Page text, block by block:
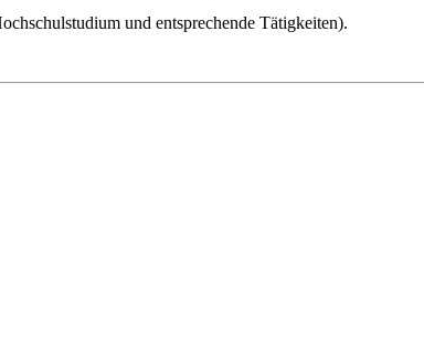
und entsprechende Tätigkeiten).